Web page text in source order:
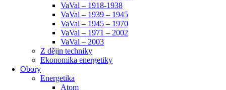
VaVal – 1918-1938
VaVal – 1939 – 1945
VaVal – 1945 – 1970
VaVal – 1971 – 2002
VaVal – 2003
Z dějin techniky
Ekonomika energetiky
Obory
Energetika
Atom